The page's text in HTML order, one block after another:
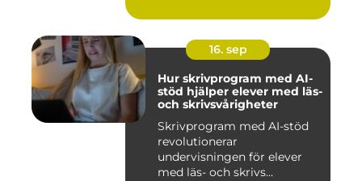
16. sep
Hur skrivprogram med AI-
stöd hjälper elever med läs-
och skrivsvårigheter
Skrivprogram med AI-stöd
revolutionerar
undervisningen för elever
med läs- och skrivs...